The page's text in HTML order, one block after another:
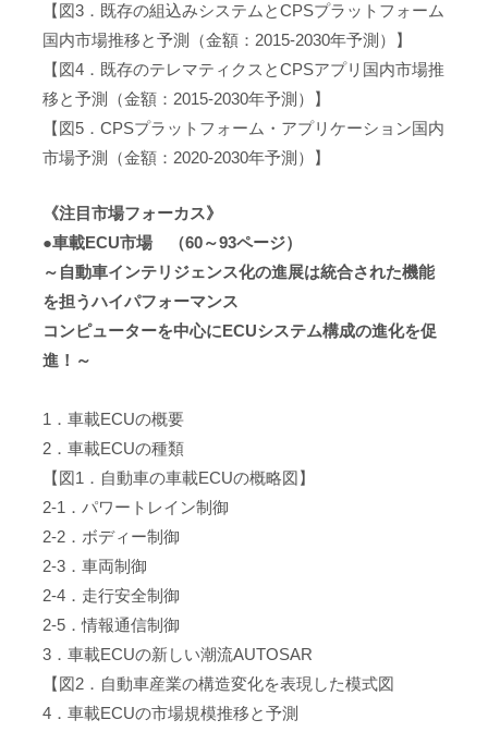
【図3．既存の組込みシステムとCPSプラットフォーム
国内市場推移と予測（金額：2015-2030年予測）】
【図4．既存のテレマティクスとCPSアプリ国内市場推
移と予測（金額：2015-2030年予測）】
【図5．CPSプラットフォーム・アプリケーション国内
市場予測（金額：2020-2030年予測）】
《注目市場フォーカス》
●車載ECU市場 （60～93ページ）
～自動車インテリジェンス化の進展は統合された機能
を担うハイパフォーマンス
コンピューターを中心にECUシステム構成の進化を促
進！～
1．車載ECUの概要
2．車載ECUの種類
【図1．自動車の車載ECUの概略図】
2-1．パワートレイン制御
2-2．ボディー制御
2-3．車両制御
2-4．走行安全制御
2-5．情報通信制御
3．車載ECUの新しい潮流AUTOSAR
【図2．自動車産業の構造変化を表現した模式図
4．車載ECUの市場規模推移と予測